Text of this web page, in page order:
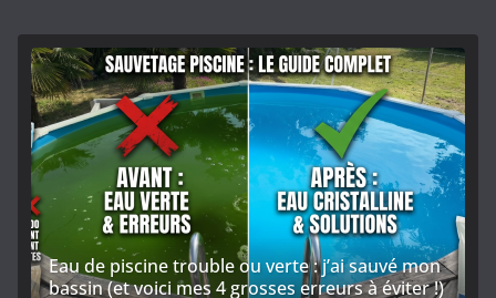
Eau de piscine trouble ou verte : j’ai sauvé mon
bassin (et voici mes 4 grosses erreurs à éviter !)